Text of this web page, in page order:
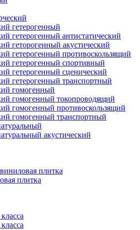
гетерогенный
гетерогенный антистатический
геторогенный акустический
гетерогенный противоскользящий
гетерогенный спортивный
гетерогенный сценический
гетерогенный транспортный
гомогенный
гомогенный токопроводящий
гомогенный противоскользящий
гомогенный транспортный
акустический
плитка
плитка